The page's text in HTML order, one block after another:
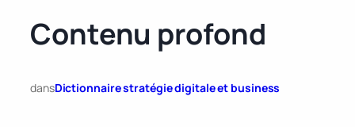
Contenu profond
dansDictionnaire stratégie digitale et business